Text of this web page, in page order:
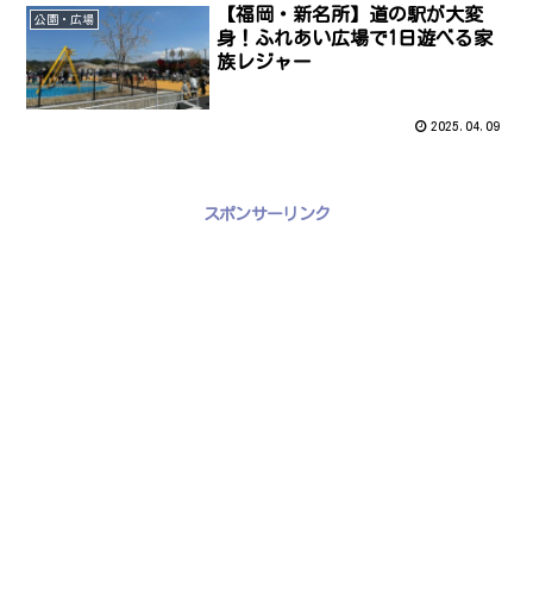
公園・広場
【福岡・新名所】道の駅が大変
身！ふれあい広場で1日遊べる家
族レジャー
2025.04.09
スポンサーリンク